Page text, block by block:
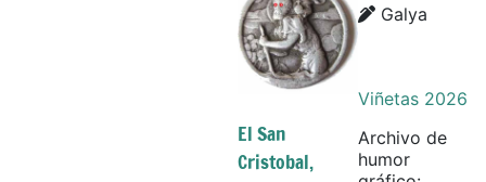
El San
Cristobal,
Details
Galya
Viñetas 2026
Archivo de
humor